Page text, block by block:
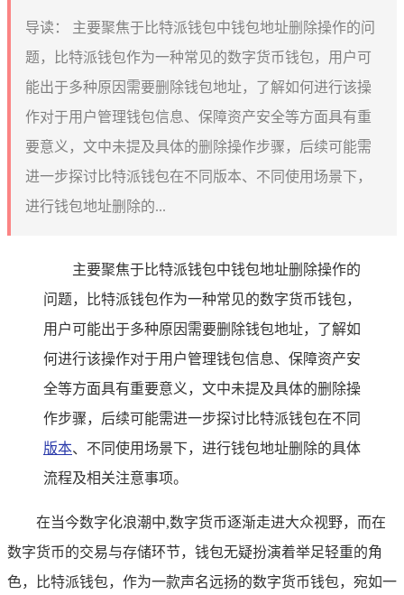
导读：
主要聚焦于比特派钱包中钱包地址删除操作的问
题，比特派钱包作为一种常见的数字货币钱包，用户可
能出于多种原因需要删除钱包地址，了解如何进行该操
作对于用户管理钱包信息、保障资产安全等方面具有重
要意义，文中未提及具体的删除操作步骤，后续可能需
进一步探讨比特派钱包在不同版本、不同使用场景下，
进行钱包地址删除的...
主要聚焦于比特派钱包中钱包地址删除操作的
问题，比特派钱包作为一种常见的数字货币钱包，
用户可能出于多种原因需要删除钱包地址，了解如
何进行该操作对于用户管理钱包信息、保障资产安
全等方面具有重要意义，文中未提及具体的删除操
作步骤，后续可能需进一步探讨比特派钱包在不同
版本、不同使用场景下，进行钱包地址删除的具体
流程及相关注意事项。
在当今数字化浪潮中,数字货币逐渐走进大众视野，而在
数字货币的交易与存储环节，钱包无疑扮演着举足轻重的角
色，比特派钱包，作为一款声名远扬的数字货币钱包，宛如一